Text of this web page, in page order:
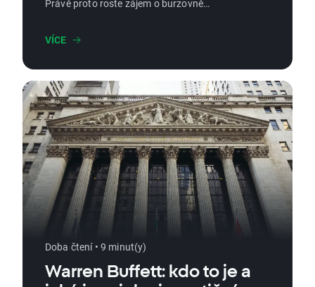
Právě proto roste zájem o burzovně
hlavně ETN, které umožňují získat expozici na
kryptoměny podobně jednoduše jako u
ETN, jak se liší ETN vs. ETF, a na co si dát
pozor, pokud chcete investovat do Bitcoinu
nebo Etherea přes tyto nástroje.
VÍCE
Doba čtení • 9 minut(y)
Warren Buffett: kdo to je a